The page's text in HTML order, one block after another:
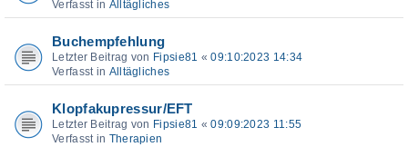
Verfasst in Alltägliches
Buchempfehlung
Letzter Beitrag von Fipsie81 «09:10:2023 14:34
Verfasst in Alltägliches
Klopfakupressur/EFT
Letzter Beitrag von Fipsie81 «09:09:2023 11:55
Verfasst in Therapien